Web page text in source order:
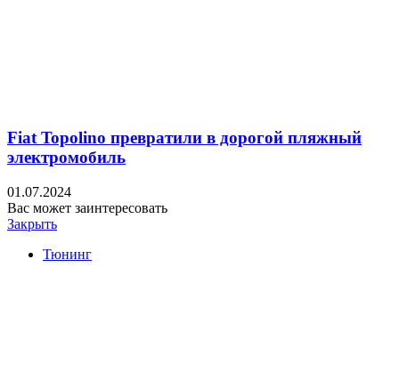
Fiat Topolino превратили в дорогой пляжный
электромобиль
01.07.2024
Вас может заинтересовать
Закрыть
Тюнинг